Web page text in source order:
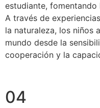
estudiante,
A través de
la naturaleza, los niños
mundo desde la
cooperación y la
04